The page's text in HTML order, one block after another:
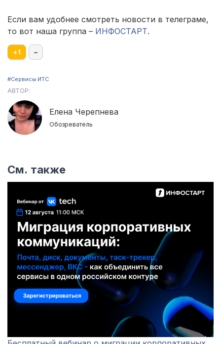
Если вам удобнее смотреть новости в телеграме,
то вот наша группа – ИНФОСТАРТ.
+1 –
#Сервисы ИТС
АВТОР:
Елена Черепнева
Обозреватель
См. также